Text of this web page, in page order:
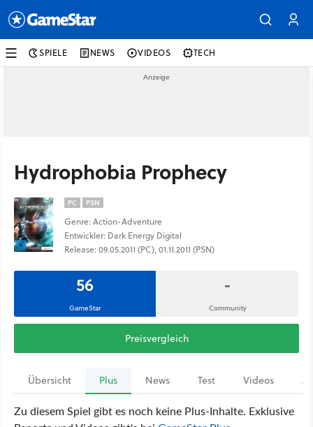
SPIELE NEWS VIDEOS TECH
Hydrophobia Prophecy
PC PSN
Genre: Action-Adventure
Entwickler: Dark Energy Digital
Release: 09.05.2011 (PC), 01.11.2011 (PSN)
56
GameStar
-
Community
Preisvergleich
Übersicht Plus News Test Videos
Zu diesem Spiel gibt es noch keine Plus-Inhalte. Exklusive